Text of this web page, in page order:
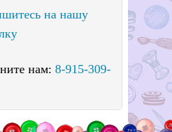
на нашу
нам: 8-915-309-